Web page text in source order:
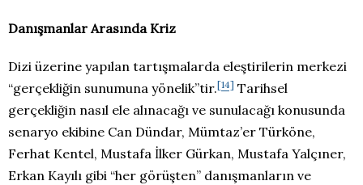
Danışmanlar Arasında Kriz
Dizi üzerine yapılan tartışmalarda eleştirilerin merkezi
“gerçekliğin sunumuna yönelik”tir.[14] Tarihsel
gerçekliğin nasıl ele alınacağı ve sunulacağı konusunda
senaryo ekibine Can Dündar, Mümtaz’er Türköne,
Ferhat Kentel, Mustafa İlker Gürkan, Mustafa Yalçıner,
Erkan Kayılı gibi “her görüşten” danışmanların ve